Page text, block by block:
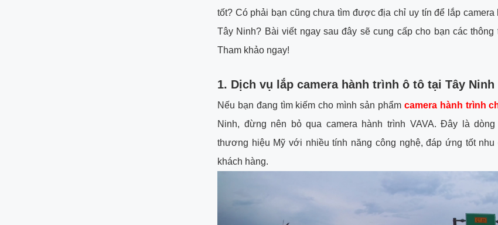
tốt? Có phải bạn cũng chưa tìm được địa chỉ uy tín để lắp camera
Tây Ninh? Bài viết ngay sau đây sẽ cung cấp cho bạn các thông
Tham khảo ngay!
1. Dịch vụ lắp camera hành trình ô tô tại Tây Ninh
Nếu bạn đang tìm kiếm cho mình sản phẩm camera hành trình
Ninh, đừng nên bỏ qua camera hành trình VAVA. Đây là
thương hiệu Mỹ với nhiều tính năng công nghệ, đáp ứng tốt nhu
khách hàng.